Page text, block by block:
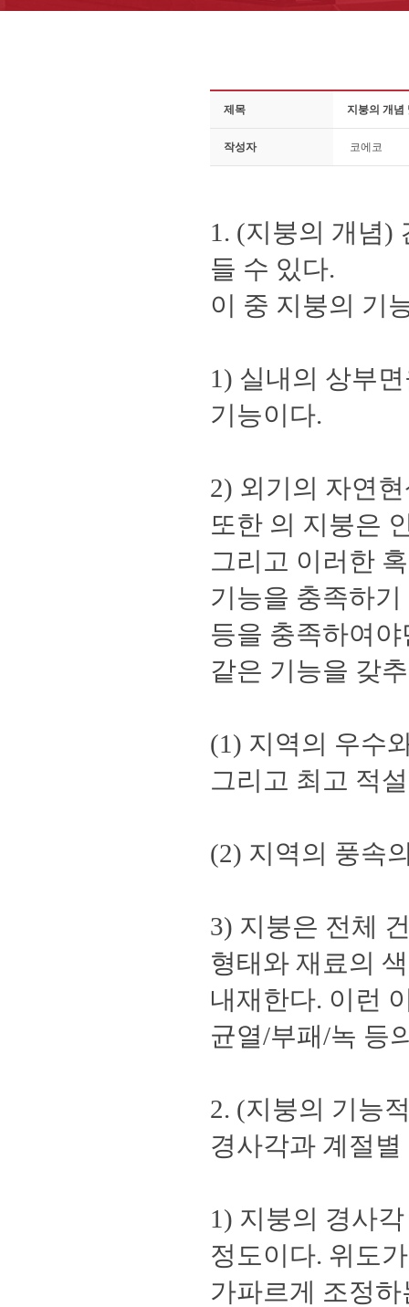
제목 지붕의 개념
작성자 코에코
1. (지붕의 개념)
들 수 있다.
이 중 지붕의 기
1) 실내의 상부
기능이다.
2) 외기의 자연
또한 의 지붕은
그리고 이러한
기능을 충족하
등을 충족하여
같은 기능을 갖
(1) 지역의 우수
그리고 최고 적
(2) 지역의 풍속
3) 지붕은 전체
형태와 재료의
내재한다. 이런
균열/부패/녹 등
2. (지붕의 기능
경사각과 계절
1) 지붕의 경사
정도이다. 위도
가파르게 조정